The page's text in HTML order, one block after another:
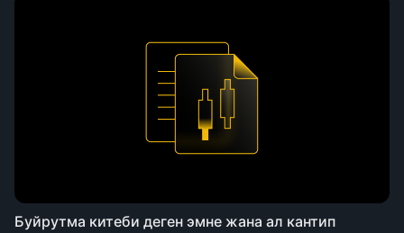
Буйрутма китеби деген эмне жана ал кантип